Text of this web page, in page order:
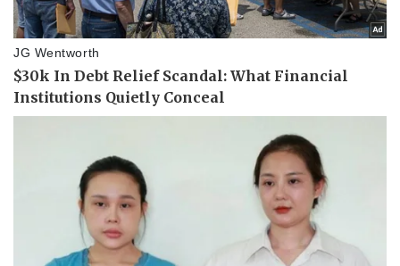
Pháp luật
Vụ án
Tin nóng
Tư vấn luật
Quân sự - Quốc phòng
Việt Nam
Phân tích